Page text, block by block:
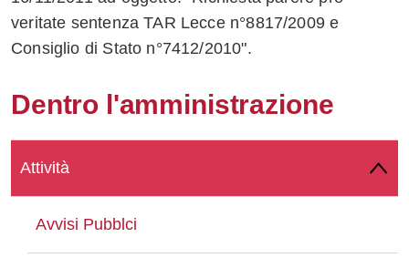
Twitter
su
Condividi
Whatsapp
veritate sentenza TAR Lecce n°8817/2009 e
Consiglio di Stato n°7412/2010".
Dentro l'amministrazione
Attività
Avvisi Pubblci